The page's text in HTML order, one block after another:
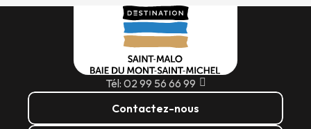
Tél: 02 99 56 66 99
Contactez-nous